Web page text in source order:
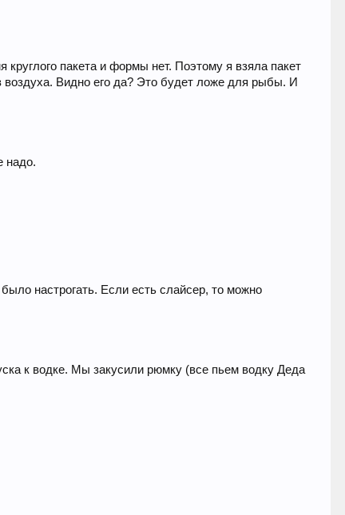
пакета и формы нет. Поэтому я взяла пакет
воздуха. Видно его да? Это будет ложе для рыбы. И
надо.
настрогать. Если есть слайсер, то можно
к водке. Мы закусили рюмку (все пьем водку Деда